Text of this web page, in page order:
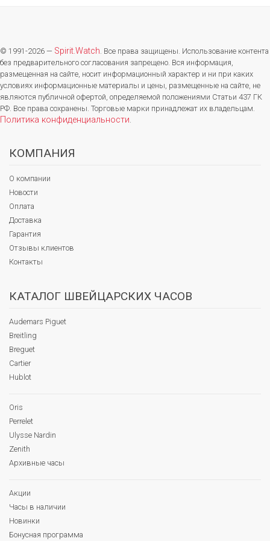
© 1991-2026 — Spirit.Watch. Все права защищены. Использование контента
без предварительного согласования запрещено. Вся информация,
размещенная на сайте, носит информационный характер и ни при каких
условиях информационные материалы и цены, размещенные на сайте, не
являются публичной офертой, определяемой положениями Статьи 437 ГК
РФ. Все права сохранены. Торговые марки принадлежат их владельцам.
Политика конфиденциальности.
КОМПАНИЯ
О компании
Новости
Оплата
Доставка
Гарантия
Отзывы клиентов
Контакты
КАТАЛОГ ШВЕЙЦАРСКИХ ЧАСОВ
Audemars Piguet
Breitling
Breguet
Cartier
Hublot
Oris
Perrelet
Ulysse Nardin
Zenith
Архивные часы
Акции
Часы в наличии
Новинки
Бонусная программа